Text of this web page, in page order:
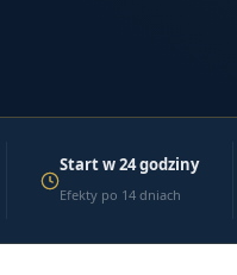
Start w 24 godziny
Efekty po 14 dniach